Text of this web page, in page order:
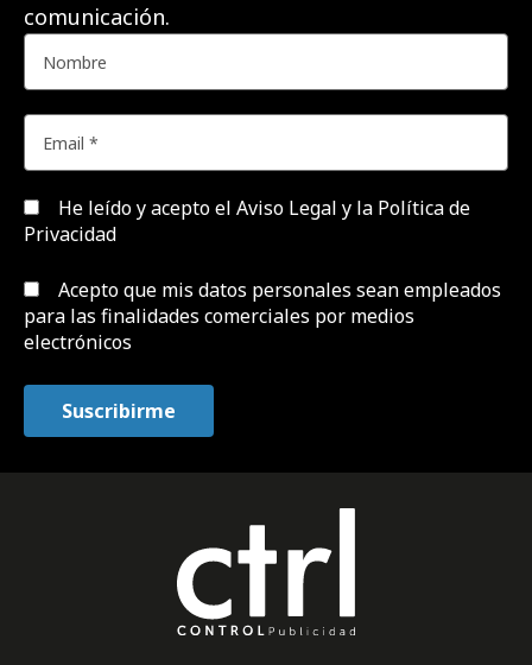
comunicación.
He leído y acepto el Aviso Legal y la Política de
Privacidad
Acepto que mis datos personales sean empleados
para las finalidades comerciales por medios
electrónicos